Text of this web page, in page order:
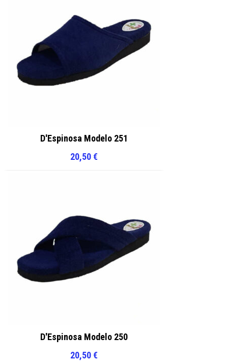
D'Espinosa Modelo 251
20,50€
D'Espinosa Modelo 250
20,50€